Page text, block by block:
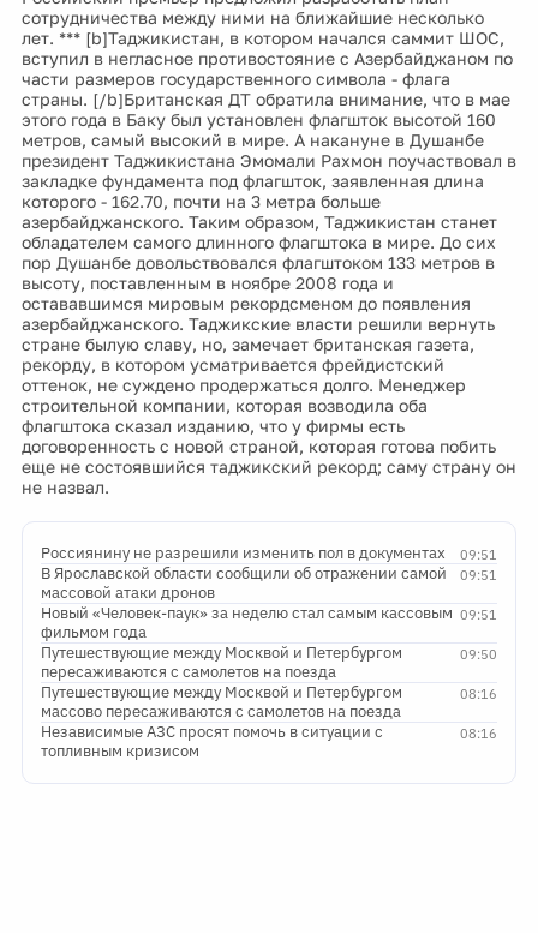
сотрудничества между ними на ближайшие несколько
лет. *** [b]Таджикистан, в котором начался саммит ШОС,
вступил в негласное противостояние с Азербайджаном по
части размеров государственного символа - флага
страны. [/b]Британская ДТ обратила внимание, что в мае
этого года в Баку был установлен флагшток высотой 160
метров, самый высокий в мире. А накануне в Душанбе
президент Таджикистана Эмомали Рахмон поучаствовал в
закладке фундамента под флагшток, заявленная длина
которого - 162.70, почти на 3 метра больше
азербайджанского. Таким образом, Таджикистан станет
обладателем самого длинного флагштока в мире. До сих
пор Душанбе довольствовался флагштоком 133 метров в
высоту, поставленным в ноябре 2008 года и
остававшимся мировым рекордсменом до появления
азербайджанского. Таджикские власти решили вернуть
стране былую славу, но, замечает британская газета,
рекорду, в котором усматривается фрейдистский
оттенок, не суждено продержаться долго. Менеджер
строительной компании, которая возводила оба
флагштока сказал изданию, что у фирмы есть
договоренность с новой страной, которая готова побить
еще не состоявшийся таджикский рекорд; саму страну он
не назвал.
09:51
Россиянину не разрешили изменить пол в документах
09:51
В Ярославской области сообщили об отражении самой
массовой атаки дронов
09:51
Новый «Человек-паук» за неделю стал самым кассовым
фильмом года
09:50
Путешествующие между Москвой и Петербургом
пересаживаются с самолетов на поезда
08:16
Путешествующие между Москвой и Петербургом
массово пересаживаются с самолетов на поезда
08:16
Независимые АЗС просят помочь в ситуации с
топливным кризисом